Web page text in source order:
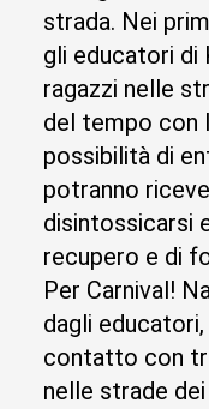
strada. Nei
gli educatori di
ragazzi nelle
del tempo con
possibilità di
potranno
disintossicarsi
recupero e di
Per Carnival!
dagli
contatto con
nelle strade